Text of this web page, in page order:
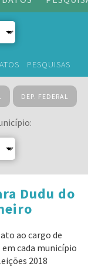
PESQUISAS
DEP. FEDERAL
Dudu do
ao cargo de
em cada município
2018